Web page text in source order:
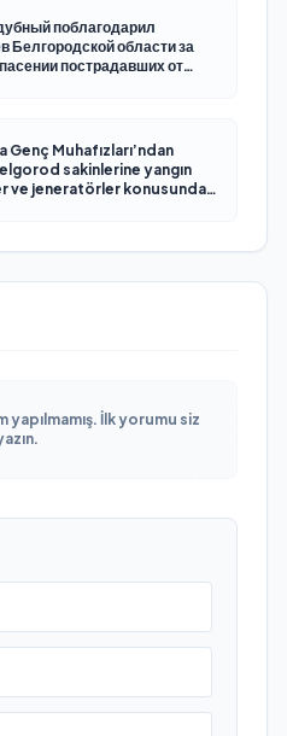
поблагодарил
Белгородской области за
пострадавших от
Genç Muhafızları’ndan
sakinlerine yangın
ve jeneratörler konusunda
İlk yorumu siz